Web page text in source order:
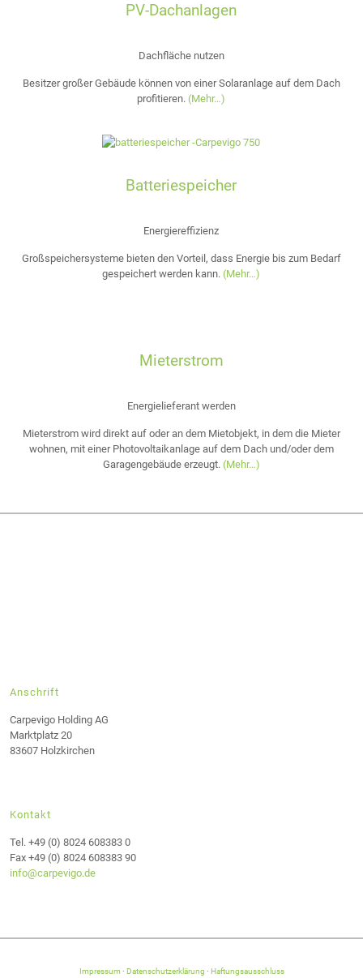
PV-Dachanlagen
Dachfläche nutzen
Besitzer großer Gebäude können von einer Solaranlage auf dem Dach
profitieren. (Mehr…)
Batteriespeicher
Energiereffizienz
Großspeichersysteme bieten den Vorteil, dass Energie bis zum Bedarf
gespeichert werden kann. (Mehr…)
Mieterstrom
Energielieferant werden
Mieterstrom wird direkt auf oder an dem Mietobjekt, in dem die Mieter
wohnen, mit einer Photovoltaikanlage auf dem Dach und/oder dem
Garagengebäude erzeugt. (Mehr…)
Anschrift
Carpevigo Holding AG
Marktplatz 20
83607 Holzkirchen
Kontakt
Tel. +49 (0) 8024 608383 0
Fax +49 (0) 8024 608383 90
info@carpevigo.de
Impressum · Datenschutzerklärung · Haftungsausschluss